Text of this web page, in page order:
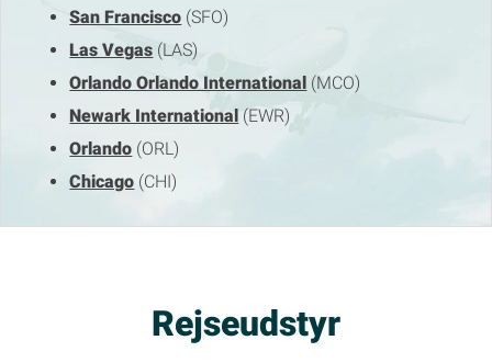
San Francisco (SFO)
Las Vegas (LAS)
Orlando Orlando International (MCO)
Newark International (EWR)
Orlando (ORL)
Chicago (CHI)
Rejseudstyr